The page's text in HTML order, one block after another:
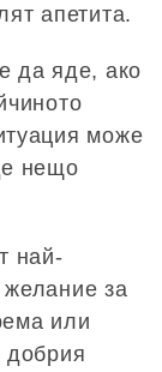
апетита.
да яде, ако
може
нещо
най-
за
или
добрия